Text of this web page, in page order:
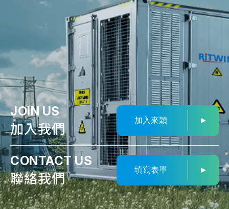
JOIN US
加入我們
加入來穎
CONTACT US
聯絡我們
填寫表單